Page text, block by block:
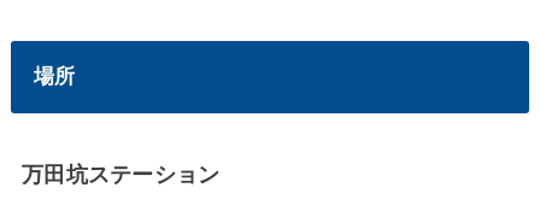
場所
万田坑ステーション